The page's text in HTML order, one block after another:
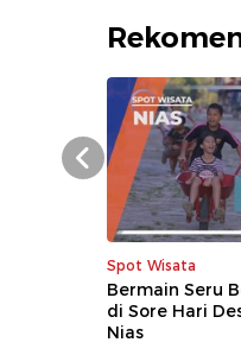
Spot Wisata
Bermain Seru
di Sore Hari
Nias
Prev